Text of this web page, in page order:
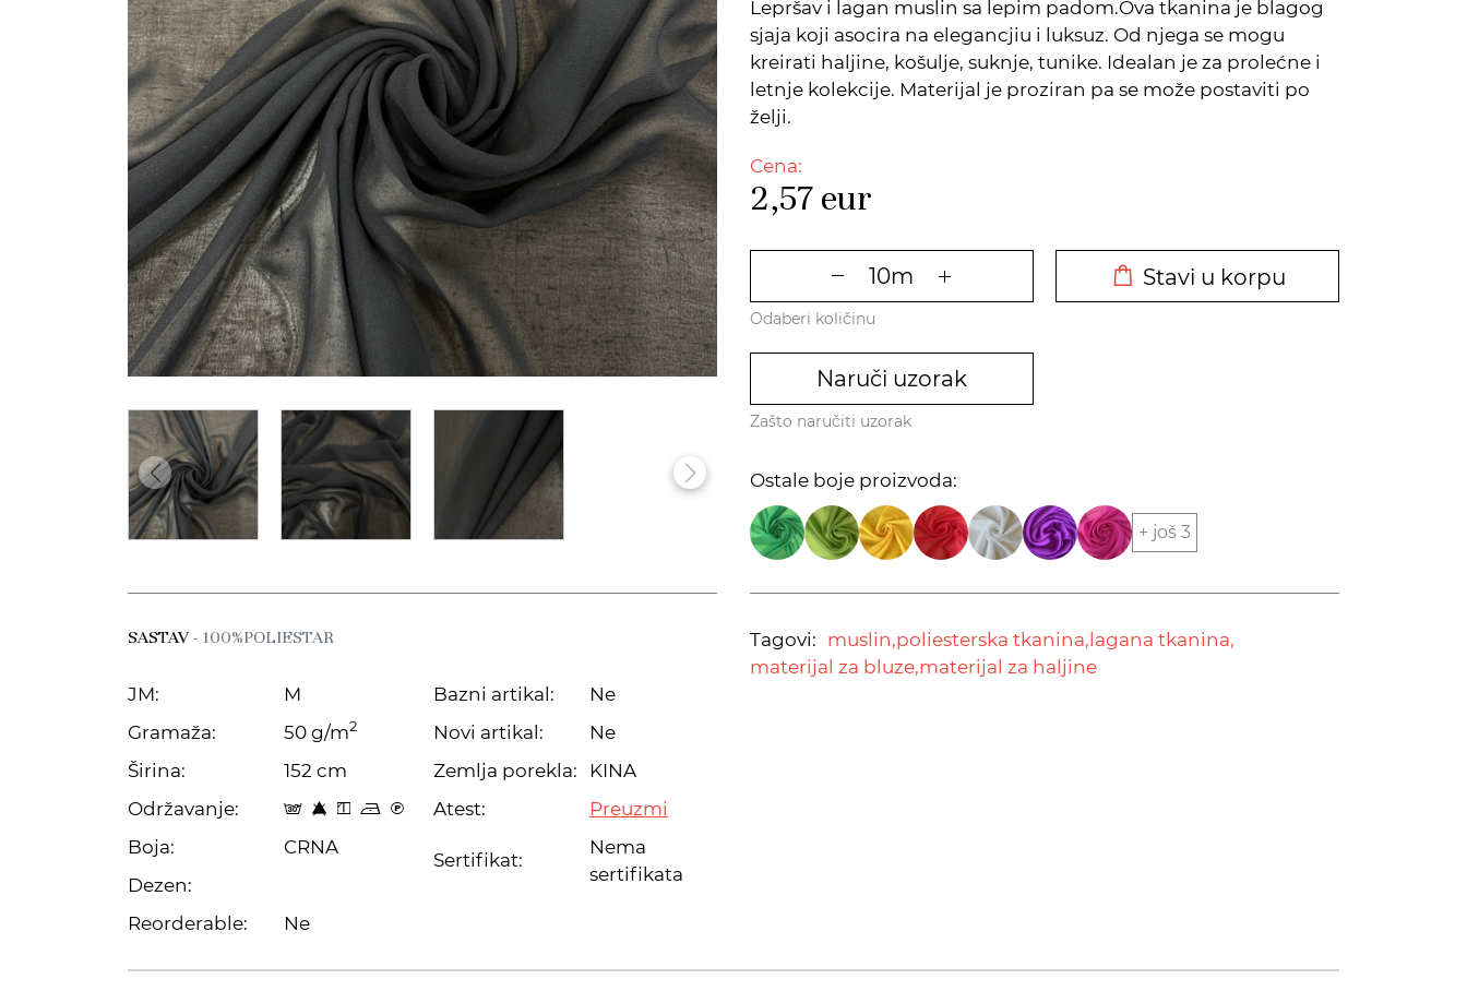
Lepršav i lagan muslin sa lepim padom.Ova tkanina je blagog
sjaja koji asocira na elegancjiu i luksuz. Od njega se mogu
kreirati haljine, košulje, suknje, tunike. Idealan je za prolećne i
letnje kolekcije. Materijal je proziran pa se može postaviti po
želji.
Cena:
2,57 eur
Stavi u korpu
Odaberi količinu
Naruči uzorak
Zašto naručiti uzorak
Ostale boje proizvoda:
+ još 3
SASTAV- 100%POLIESTAR
JM:
M
Gramaža:
50 g/m2
Širina:
152 cm
Održavanje:
s 8 y o C
Boja:
CRNA
Dezen:
Reorderable:
Ne
Bazni artikal:
Ne
Novi artikal:
Ne
Zemlja porekla:
KINA
Atest:
Preuzmi
Sertifikat:
Nema
sertifikata
Tagovi: muslin,poliesterska tkanina,lagana tkanina,
materijal za bluze,materijal za haljine